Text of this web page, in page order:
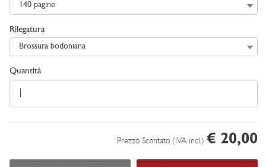
140 pagine
Rilegatura
Brossura bodoniana
Quantità
Prezzo Scontato (IVA incl.) € 20,00